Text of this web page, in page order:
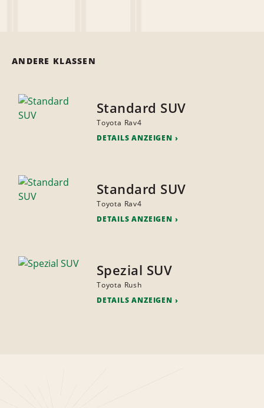
ANDERE KLASSEN
Standard SUV
Toyota Rav4
DETAILS ANZEIGEN
Standard SUV
Toyota Rav4
DETAILS ANZEIGEN
Spezial SUV
Toyota Rush
DETAILS ANZEIGEN